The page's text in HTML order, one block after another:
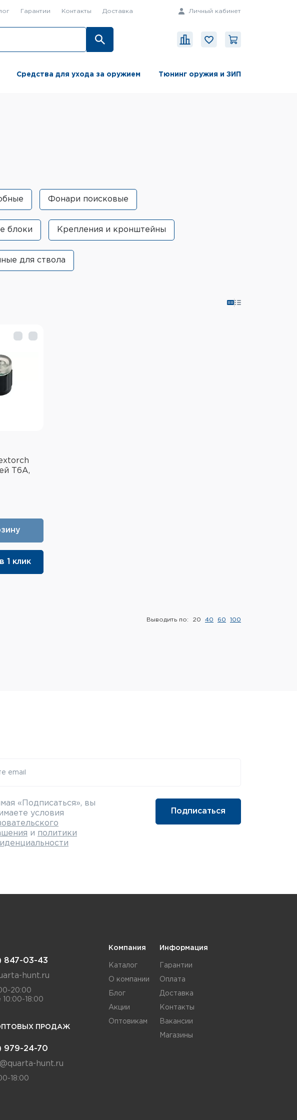
Гарантии Контакты Доставка Личный кабинет
Средства для ухода за оружием Тюнинг оружия и ЗИП
Фонари поисковые
блоки Крепления и кронштейны
для ствола
T6A,
1 клик
Выводить по: 20 40 60 100
«Подписаться», вы
условия
и политики
847-03-43
hunt.ru
20:00
10:00-18:00
ПРОДАЖ
979-24-70
hunt.ru
18:00
Компания
Каталог
О компании
Блог
Акции
Оптовикам
Информация
Гарантии
Оплата
Доставка
Контакты
Вакансии
Магазины